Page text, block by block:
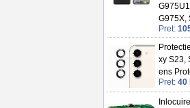
G975X,
Pret:
xy S23,
ens
Pret: 40